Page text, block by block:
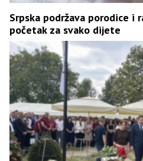
Srpska podržava porodice i
početak za svako dijete